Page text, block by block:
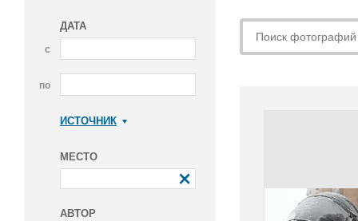
ДАТА
с
по
ИСТОЧНИК
МЕСТО
АВТОР